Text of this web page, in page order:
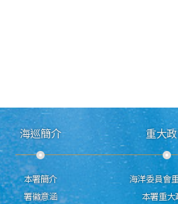
海巡簡介
本署簡介
署徽意涵
重大
海洋委員會
本署重大